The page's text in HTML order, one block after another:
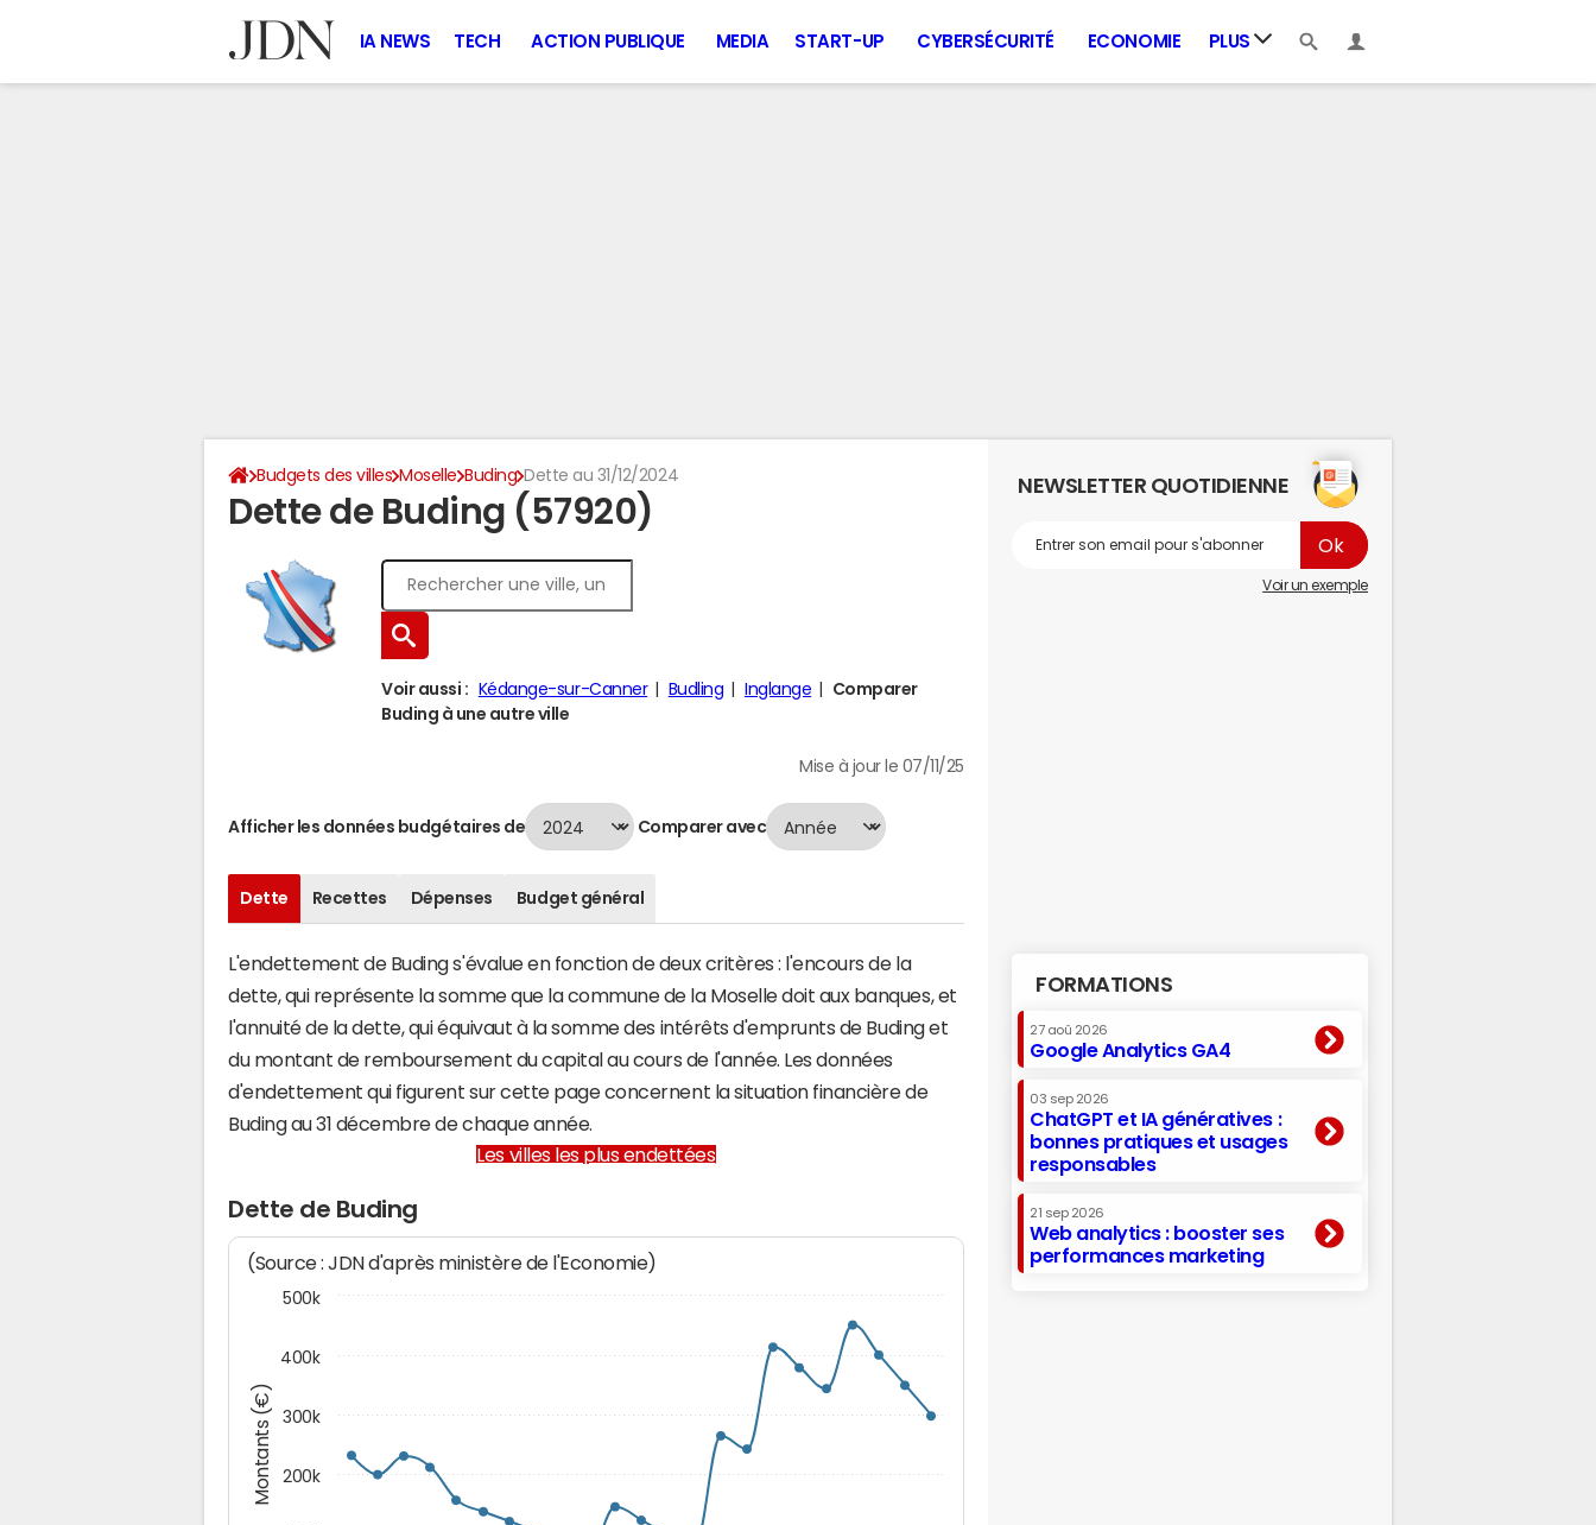
IA NEWS TECH ACTION PUBLIQUE MEDIA START-UP CYBERSÉCURITÉ ECONOMIE PLUS
Budgets des villes Moselle Buding Dette au 31/12/2024
Dette de Buding (57920)
Voir aussi : Kédange-sur-Canner Budling Inglange
Comparer
Buding à une autre ville
Mise à jour le 07/11/25
Afficher les données budgétaires de Comparer avec
Dette Recettes Dépenses Budget général
L'endettement de Buding s'évalue en fonction de deux critères : l'encours de la
dette, qui représente la somme que la commune de la Moselle doit aux banques, et
l'annuité de la dette, qui équivaut à la somme des intérêts d'emprunts de Buding et
du montant de remboursement du capital au cours de l'année. Les données
d'endettement qui figurent sur cette page concernent la situation financière de
Buding au 31 décembre de chaque année.
Les villes les plus endettées
Dette de Buding
Montants (€)
(Source : JDN d'après ministère de l'Economie)
200k
300k
400k
500k
NEWSLETTER QUOTIDIENNE
Voir un exemple
FORMATIONS
27 aoû 2026
Google Analytics GA4
03 sep 2026
ChatGPT et IA génératives :
bonnes pratiques et usages
responsables
21 sep 2026
Web analytics : booster ses
performances marketing